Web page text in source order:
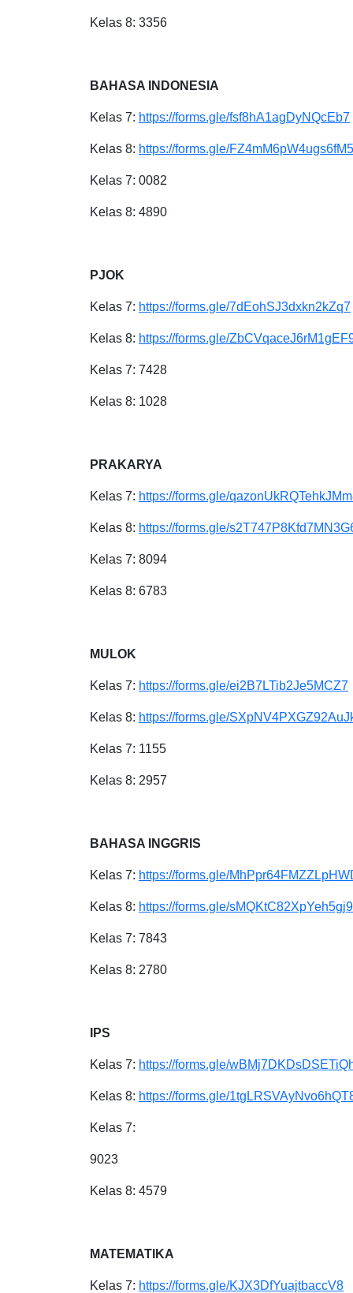
Kelas 8: 3356
BAHASA INDONESIA
Kelas 7: https://forms.gle/fsf8hA1agDyNQcEb7
Kelas 8: https://forms.gle/
Kelas 7: 0082
Kelas 8: 4890
PJOK
Kelas 7: https://forms.gle/7dEohSJ3dxkn2kZq7
Kelas 8: https://forms.gle/
Kelas 7: 7428
Kelas 8: 1028
PRAKARYA
Kelas 7: https://forms.gle/
Kelas 8: https://forms.gle/
Kelas 7: 8094
Kelas 8: 6783
MULOK
Kelas 7: https://forms.gle/ei2B7LTib2Je5MCZ7
Kelas 8: https://forms.gle/
Kelas 7: 1155
Kelas 8: 2957
BAHASA INGGRIS
Kelas 7: https://forms.gle/
Kelas 8: https://forms.gle/sMQKtC82XpYeh5gj9
Kelas 7: 7843
Kelas 8: 2780
IPS
Kelas 7: https://forms.gle/
Kelas 8: https://forms.gle/
Kelas 7:
9023
Kelas 8: 4579
MATEMATIKA
Kelas 7: https://forms.gle/KJX3DfYuajtbaccV8